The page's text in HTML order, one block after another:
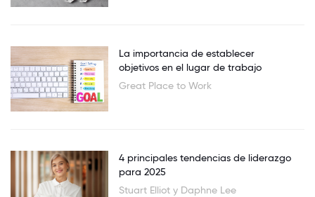
La importancia de establecer
objetivos en el lugar de trabajo
Great Place to Work
4 principales tendencias de liderazgo
para 2025
Stuart Elliot y Daphne Lee